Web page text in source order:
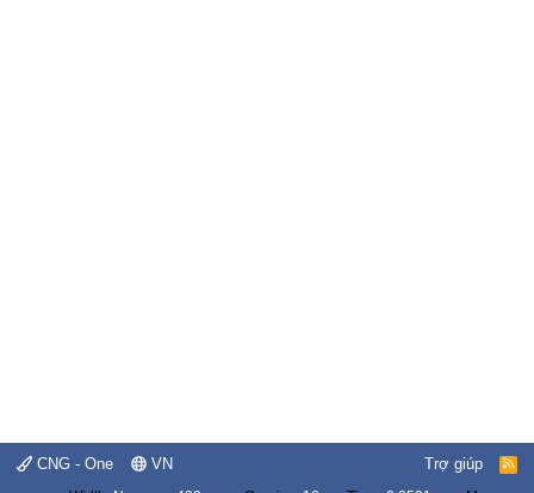
CNG - One VN Trợ giúp
R